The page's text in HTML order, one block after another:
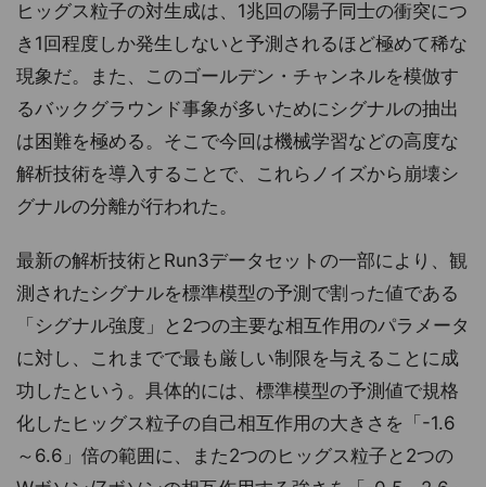
ヒッグス粒子の対生成は、1兆回の陽子同士の衝突につ
き1回程度しか発生しないと予測されるほど極めて稀な
現象だ。また、このゴールデン・チャンネルを模倣す
るバックグラウンド事象が多いためにシグナルの抽出
は困難を極める。そこで今回は機械学習などの高度な
解析技術を導入することで、これらノイズから崩壊シ
グナルの分離が行われた。
最新の解析技術とRun3データセットの一部により、観
測されたシグナルを標準模型の予測で割った値である
「シグナル強度」と2つの主要な相互作用のパラメータ
に対し、これまでで最も厳しい制限を与えることに成
功したという。具体的には、標準模型の予測値で規格
化したヒッグス粒子の自己相互作用の大きさを「-1.6
～6.6」倍の範囲に、また2つのヒッグス粒子と2つの